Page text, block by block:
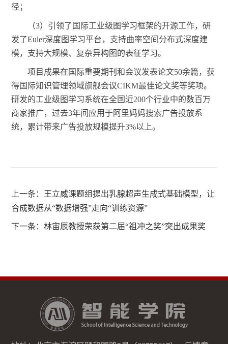
径；
（3）引领了国际工业级图学习框架的开源工作，研
发了Euler深度图学习平台，支持曲率空间分布式深度建
模，支持大规模、复杂异构图的表征学习。
项目成果在国际重要期刊和会议发表论文50余篇，获
得国际知识管理领域旗舰会议CIKM最佳论文奖等奖项。
研发的工业级图学习系统在全国近200个行业中的数百万
商家推广，过去3年间应用于阿里妈妈搜索广告投放系
统，累计带来广告投放规模提升3%以上。
上一条： 王立威课题组提出乳腺超声生成式基础模型，让
合成数据从“数据增强”走向“训练资源”
下一条：林宙辰教授荣获第二届“祖冲之奖”突出成果奖